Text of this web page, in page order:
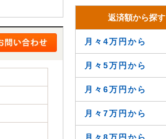
返済額から探す
月々4万円から
月々5万円から
月々6万円から
月々7万円から